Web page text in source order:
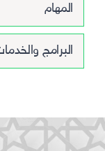
المهام
البرامج